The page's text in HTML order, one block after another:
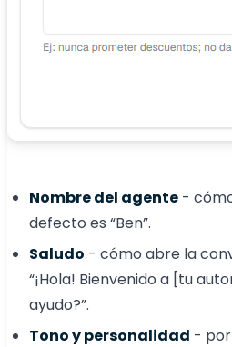
Nombre del agente -
defecto es “Ben”.
Saludo - cómo abre la
“¡Hola! Bienvenido a [tu
ayudo?”.
Tono y personalidad -